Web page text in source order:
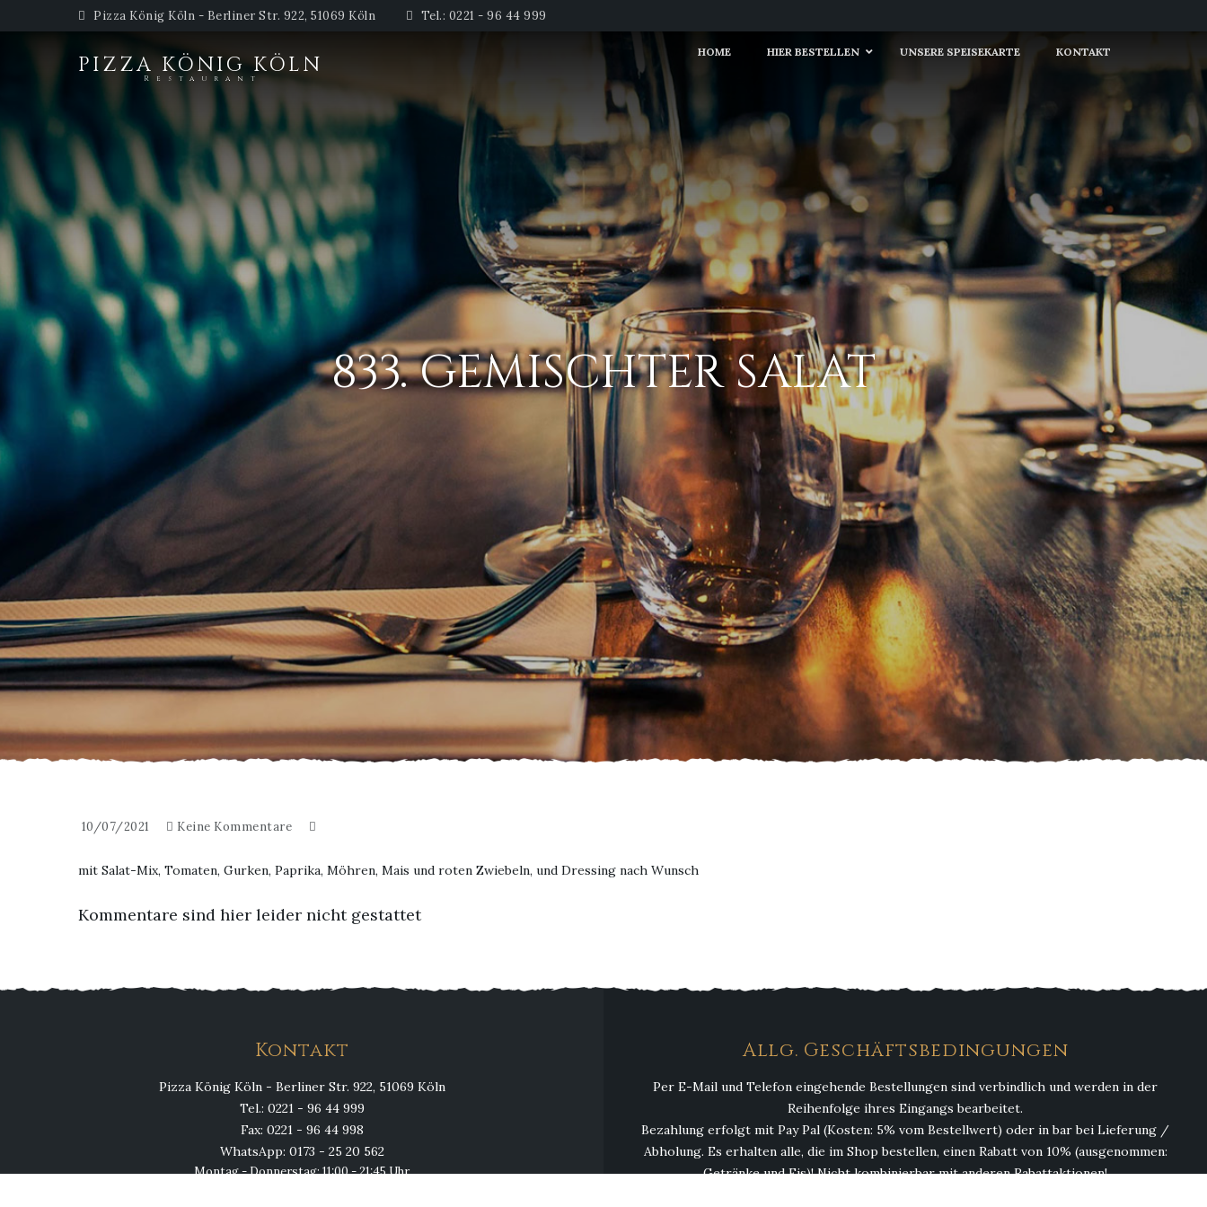
Pizza König Köln - Berliner Str. 922, 51069 Köln Tel.: 0221 - 96 44 999
PIZZA KÖNIG KÖLN
Restaurant
HOME HIER BESTELLEN UNSERE SPEISEKARTE KONTAKT
833. GEMISCHTER SALAT
10/07/2021 Keine Kommentare
mit Salat-Mix, Tomaten, Gurken, Paprika, Möhren, Mais und roten Zwiebeln, und Dressing nach Wunsch
Kommentare sind hier leider nicht gestattet
Kontakt
Pizza König Köln - Berliner Str. 922, 51069 Köln
Tel.: 0221 - 96 44 999
Fax: 0221 - 96 44 998
WhatsApp: 0173 - 25 20 562
Montag - Donnerstag: 11:00 - 21:45 Uhr
Allg. Geschäftsbedingungen
Per E-Mail und Telefon eingehende Bestellungen sind verbindlich und werden in der
Reihenfolge ihres Eingangs bearbeitet.
Bezahlung erfolgt mit Pay Pal (Kosten: 5% vom Bestellwert) oder in bar bei Lieferung /
Abholung. Es erhalten alle, die im Shop bestellen, einen Rabatt von 10% (ausgenommen:
Getränke und Eis)! Nicht kombinierbar mit anderen Rabattaktionen!